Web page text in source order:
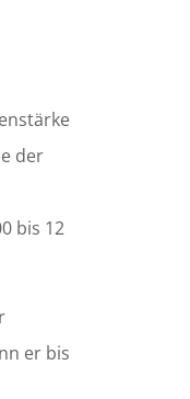
der
bis 12
er bis